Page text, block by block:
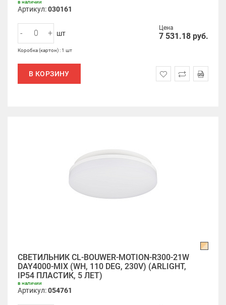
в наличии
Артикул:030161
Цена
7 531.18 руб.
- + шт
Коробка (картон) : 1 шт
В КОРЗИНУ
СВЕТИЛЬНИК CL-BOUWER-MOTION-R300-21W
DAY4000-MIX (WH, 110 DEG, 230V) (ARLIGHT,
IP54 ПЛАСТИК, 5 ЛЕТ)
в наличии
Артикул:054761